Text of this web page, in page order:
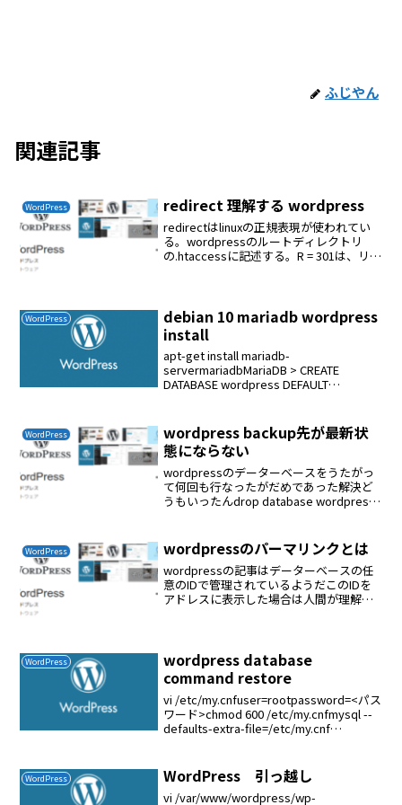
ふじやん
関連記事
WordPress redirect 理解する wordpress
redirectはlinuxの正規表現が使われてい
る。wordpressのルートディレクトリ
の.htaccessに記述する。R = 301は、リダ
WordPress
debian 10 mariadb wordpress
install
apt-get install mariadb-
servermariadbMariaDB > CREATE
DATABASE wordpress DEFAULT
WordPress
wordpress backup先が最新状
態にならない
wordpressのデーターベースをうたがっ
て何回も行なったがだめであった解決ど
うもいったんdrop database wordpress
除する命令mysql ...
WordPress wordpressのパーマリンクとは
wordpressの記事はデーターベースの任
意のIDで管理されているようだこのIDを
アドレスに表示した場合は人間が理解し
WordPress
wordpress database
command restore
vi /etc/my.cnfuser=rootpassword=<パス
ワード>chmod 600 /etc/my.cnfmysql --
defaults-extra-file=/etc/my.cnf
WordPress WordPress 引っ越し
vi /var/www/wordpress/wp-